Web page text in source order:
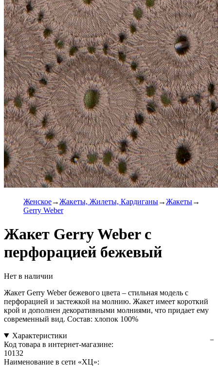
Женское Жакеты, Жилеты, Кардиганы
Жакеты
Gerry Weber
Жакет Gerry Weber с
перфорацией бежевый
Нет в наличии
Жакет Gerry Weber бежевого цвета – стильная модель с
перфорацией и застежкой на молнию. Жакет имеет короткий
крой и дополнен декоративными молниями, что придает ему
современный вид. Состав: хлопок 100%
Характеристики
Код товара в интернет-магазине:
10132
Наименование в сети «ХЦ»: